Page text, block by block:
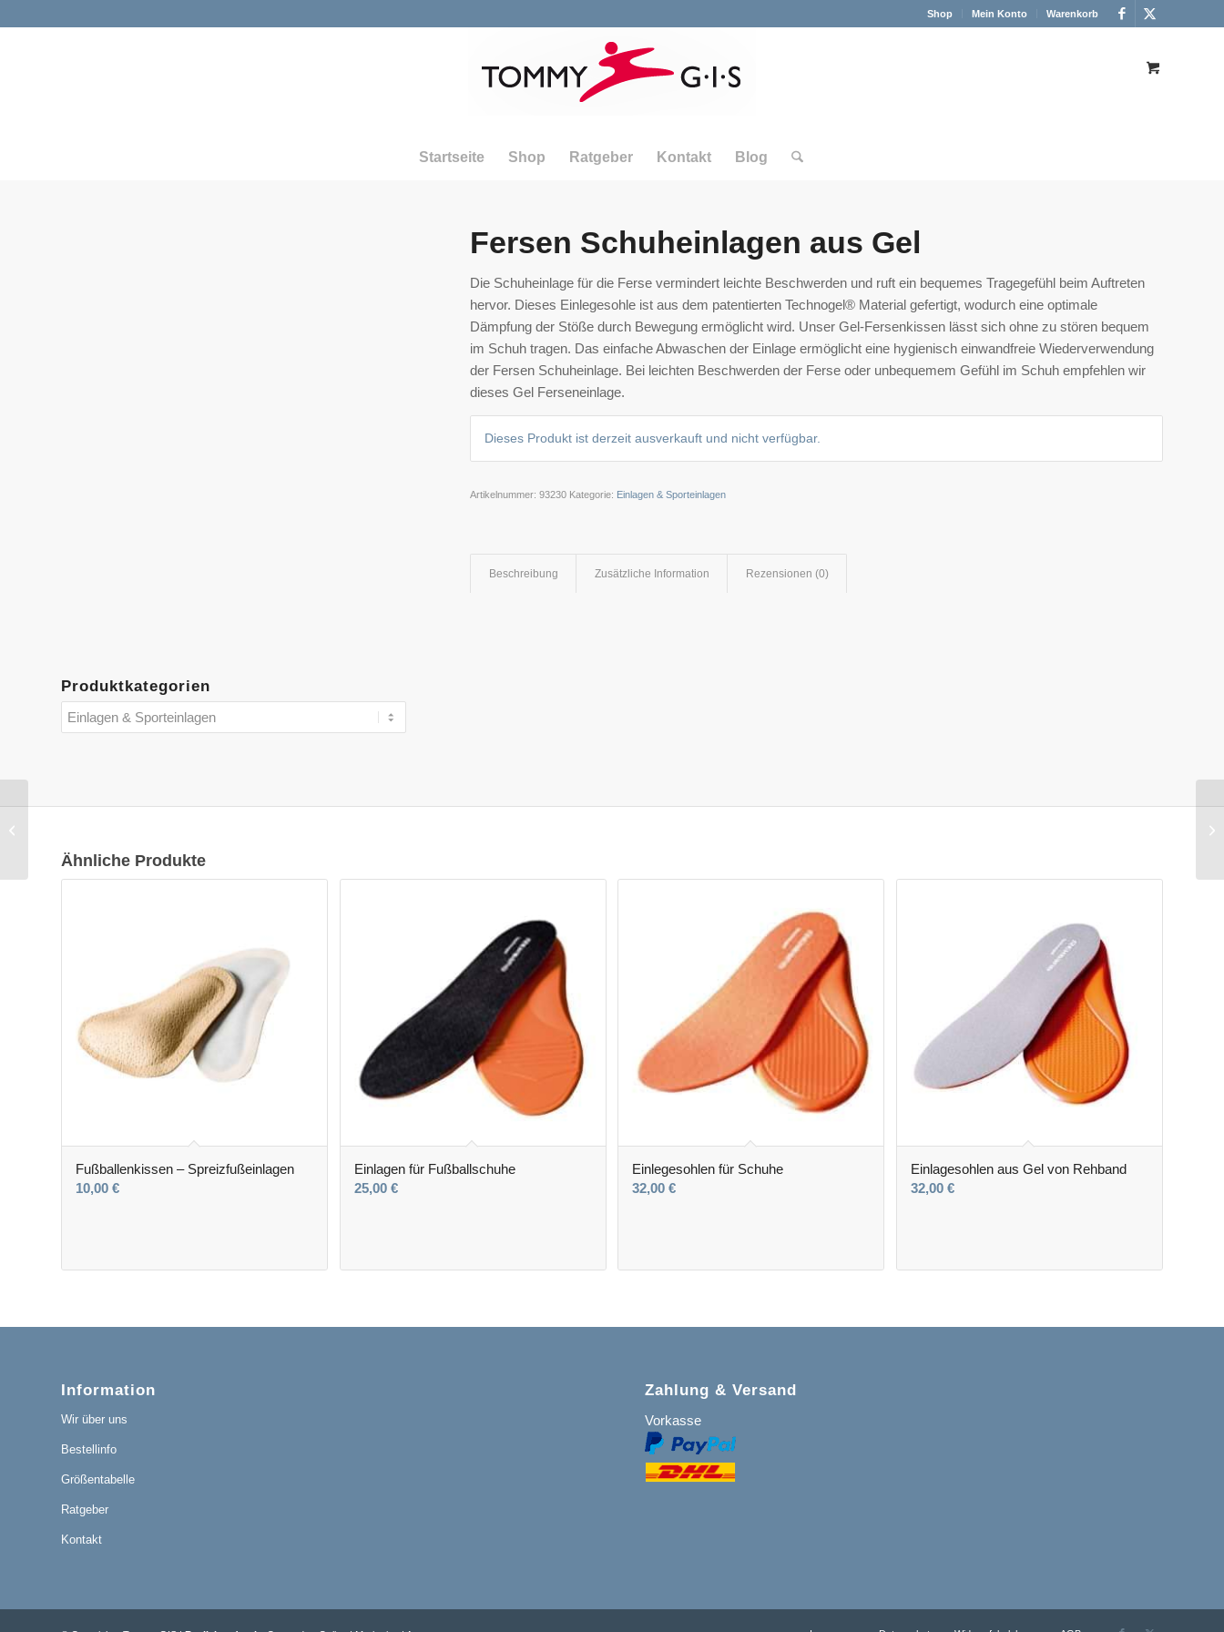
Shop Mein Konto Warenkorb
Startseite Shop Ratgeber Kontakt Blog
Produktkategorien
Fersen Schuheinlagen aus Gel
Die Schuheinlage für die Ferse vermindert leichte Beschwerden und ruft ein bequemes Tragegefühl beim Auftreten
hervor. Dieses Einlegesohle ist aus dem patentierten Technogel® Material gefertigt, wodurch eine optimale
Dämpfung der Stöße durch Bewegung ermöglicht wird. Unser Gel-Fersenkissen lässt sich ohne zu stören bequem
im Schuh tragen. Das einfache Abwaschen der Einlage ermöglicht eine hygienisch einwandfreie Wiederverwendung
der Fersen Schuheinlage. Bei leichten Beschwerden der Ferse oder unbequemem Gefühl im Schuh empfehlen wir
dieses Gel Ferseneinlage.
Dieses Produkt ist derzeit ausverkauft und nicht verfügbar.
Artikelnummer:93230 Kategorie: Einlagen & Sporteinlagen
Beschreibung Zusätzliche Information Rezensionen (0)
Ähnliche Produkte
Fußballenkissen – Spreizfußeinlagen
10,00 €
Einlagen für Fußballschuhe
25,00 €
Einlegesohlen für Schuhe
32,00€
Einlagesohlen aus Gel von Rehband
32,00 €
Information
Wir über uns
Bestellinfo
Größentabelle
Ratgeber
Kontakt
Zahlung & Versand
Vorkasse